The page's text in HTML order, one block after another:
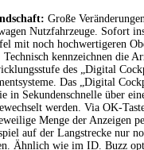
Große
Nutzfahrzeuge. Sofort
mit noch hochwertigeren
kennzeichnen die
des „Digital
Das „Digital
in Sekundenschnelle über
werden. Via OK-
Menge der Anzeigen
auf der Langstrecke nur
Ähnlich wie im ID. Buzz